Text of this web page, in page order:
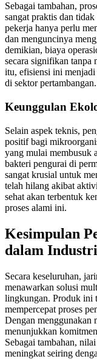
Sebagai tambahan,
sangat praktis dan
pekerja hanya perlu
dan menguncinya
demikian, biaya
secara signifikan tanpa
itu, efisiensi ini menjadi
di sektor pertambangan.
Keunggulan
Selain aspek teknis,
positif bagi
yang mulai membusuk
bakteri pengurai di
sangat krusial untuk
telah hilang akibat
sehat akan terbentuk
proses alami ini.
Kesimpulan
dalam
Secara keseluruhan,
menawarkan solusi
lingkungan. Produk ini
mempercepat proses
Dengan menggunakan
menunjukkan
Sebagai tambahan,
meningkat seiring